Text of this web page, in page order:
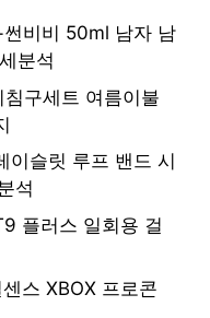
비비 50ml 남자 남
분석
구세트 여름이불
이슬릿 루프 밴드 시
석
플러스 일회용 걸
스 XBOX 프로콘